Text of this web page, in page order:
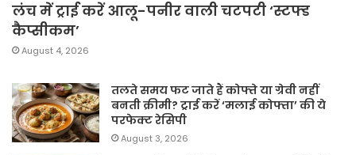
लंच में ट्राई करें आलू-पनीर वाली चटपटी ‘स्टफ्ड
कैप्सीकम’
August 4, 2026
तलते समय फट जाते हैं कोफ्ते या ग्रेवी नहीं
बनती क्रीमी? ट्राई करें ‘मलाई कोफ्ता’ की ये
परफेक्ट रेसिपी
August 3, 2026